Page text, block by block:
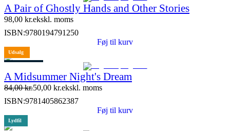
A Pair of Ghostly Hands and Other Stories
98,00 kr.ekskl. moms
ISBN:9780194791250
Føj til kurv
Udsalg
A Midsummer Night's Dream
84,00kr.50,00 kr.ekskl. moms
ISBN:9781405862387
Føj til kurv
Lydfil